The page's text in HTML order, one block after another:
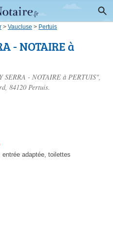
> Vaucluse > Pertuis
- NOTAIRE à
SERRA - NOTAIRE à PERTUIS",
, 84120 Pertuis.
entrée adaptée, toilettes